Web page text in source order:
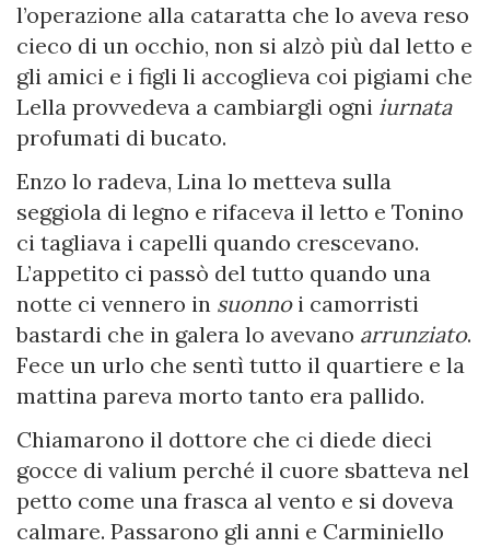
l’operazione alla cataratta che lo aveva reso
cieco di un occhio, non si alzò più dal letto e
gli amici e i figli li accoglieva coi pigiami che
Lella provvedeva a cambiargli ogni iurnata
profumati di bucato.
Enzo lo radeva, Lina lo metteva sulla
seggiola di legno e rifaceva il letto e Tonino
ci tagliava i capelli quando crescevano.
L’appetito ci passò del tutto quando una
notte ci vennero in suonnoi camorristi
bastardi che in galera lo avevano arrunziato.
Fece un urlo che sentì tutto il quartiere e la
mattina pareva morto tanto era pallido.
Chiamarono il dottore che ci diede dieci
gocce di valium perché il cuore sbatteva nel
petto come una frasca al vento e si doveva
calmare. Passarono gli anni e Carminiello